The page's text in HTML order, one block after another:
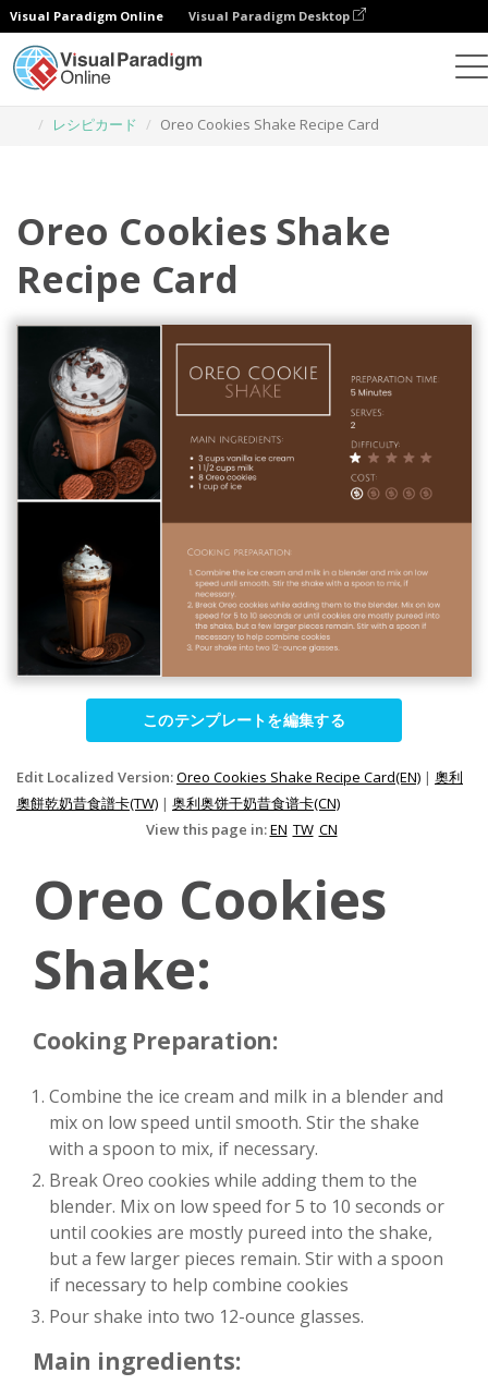
Visual Paradigm Online Visual Paradigm Desktop
レシピカード
Oreo Cookies Shake Recipe Card
Oreo Cookies Shake
Recipe Card
このテンプレートを編集する
Edit Localized Version:Oreo Cookies Shake Recipe Card(EN) | 奧利
奧餅乾奶昔食譜卡(TW) | 奥利奥饼干奶昔食谱卡(CN)
View this page in:EN TW CN
Oreo Cookies
Shake:
Cooking Preparation:
Combine the ice cream and milk in a blender and
mix on low speed until smooth. Stir the shake
with a spoon to mix, if necessary.
Break Oreo cookies while adding them to the
blender. Mix on low speed for 5 to 10 seconds or
until cookies are mostly pureed into the shake,
but a few larger pieces remain. Stir with a spoon
if necessary to help combine cookies
Pour shake into two 12-ounce glasses.
Main ingredients: